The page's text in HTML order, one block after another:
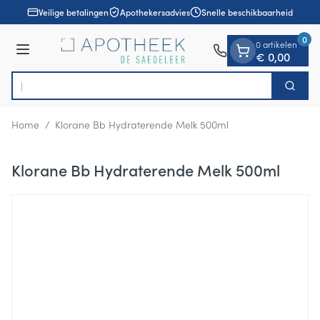
Ga naar de inhoud
1 van 1Veilige betalingen Apothekersadvies Snelle beschikbaarheid
Menu
Product, merk, categorie...
Op Zoek
0 artikelen
€ 0,00
0
Home / Klorane Bb Hydraterende Melk 500ml
Klorane Bb Hydraterende Melk 500ml